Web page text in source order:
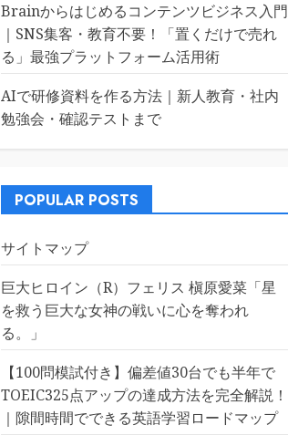
Brainからはじめるコンテンツビジネス入門
｜SNS集客・教育不要！「置くだけで売れ
る」最強プラットフォーム活用術
AIで研修資料を作る方法｜新人教育・社内
勉強会・確認テストまで
POPULAR POSTS
サイトマップ
巨大ヒロイン（R）フェリス 槇原愛菜「星
を救う巨大な女神の戦いに心を奪われ
る。」
【100問模試付き】偏差値30台でも半年で
TOEIC325点アップの達成方法を完全解説！
｜隙間時間でできる英語学習ロードマップ